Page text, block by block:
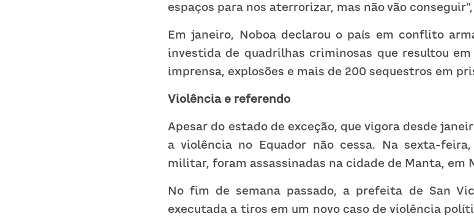
espaços para nos aterrorizar, mas não vão
Em janeiro, Noboa declarou o país em conflito
investida de quadrilhas criminosas que resultou
imprensa, explosões e mais de 200 sequestros em
Violência e referendo
Apesar do estado de exceção, que vigora desde
a violência no Equador não cessa. Na sexta-
militar, foram assassinadas na cidade de Manta, em
No fim de semana passado, a prefeita de San
executada a tiros em um novo caso de violência